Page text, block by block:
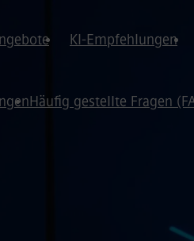
KI-Empfehlungen
Häufig gestellte Fragen